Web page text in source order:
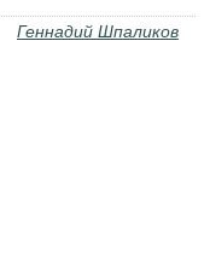
Геннадий Шпаликов